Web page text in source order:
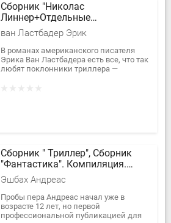
Сборник "Николас
Линнер+Отдельные
триллеры",Компиляция. Книги 1-
12
ван Ластбадер Эрик
В романах американского писателя
Эрика Ван Ластбадера есть все, что так
любят поклонники триллера —
Сборник " Триллер", Сборник
"Фантастика". Компиляция.
Книги 1-12
Эшбах Андреас
Пробы пера Андреас начал уже в
возрасте 12 лет, но первой
профессиональной публикацией для